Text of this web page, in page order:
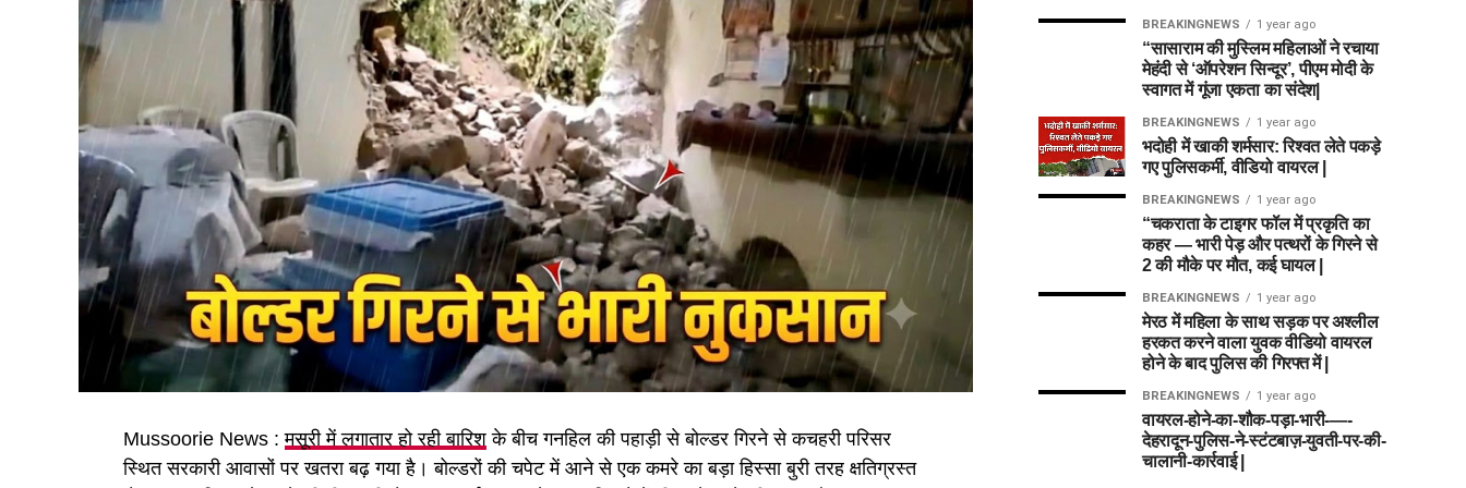
पढ़े धामी कैबिनेट के प्रमुख फैसले
GST संशोधित अध्यादेश को मंजूरी।
नैनीताल हाईकोर्ट के लिए हल्द्वानी गौलापार में 30 हेक्टेयर जमीन देने का फैसला।
राज्य क्रीड़ा विश्वविद्यालय हल्द्वानी के लिए 122 पदों के सृजन को मंजूरी।
जल जीवन मिशन में केंद्र की गाइडलाइंस लागू होंगी।
कुष्ठ रोग से पीड़ित व्यक्ति भी सहकारी समिति का सदस्य बन सकेगा।
मेरठ से हरिद्वार तक गंगा एक्सप्रेसवे विस्तार के लिए यूपी से समझौता होगा।
औद्योगिक नियमावली को मंजूरी, श्रमिक शिकायतों के त्वरित समाधान पर जोर।
Mussoorie News :मसूरी में लगातार हो रही बारिश के बीच गनहिल की पहाड़ी से बोल्डर गिरने से कचहरी परिसर
स्थित सरकारी आवासों पर खतरा बढ़ गया है। बोल्डरों की चपेट में आने से एक कमरे का बड़ा हिस्सा बुरी तरह क्षतिग्रस्त
BREAKINGNEWS 1 year ago
“सासाराम की मुस्लिम महिलाओं ने रचाया
मेहंदी से ‘ऑपरेशन सिन्दूर’, पीएम मोदी के
स्वागत में गूंजा एकता का संदेश|
BREAKINGNEWS 1 year ago
भदोही में खाकी शर्मसार: रिश्वत लेते पकड़े
गए पुलिसकर्मी, वीडियो वायरल |
BREAKINGNEWS 1 year ago
“चकराता के टाइगर फॉल में प्रकृति का
कहर — भारी पेड़ और पत्थरों के गिरने से
2 की मौके पर मौत, कई घायल |
BREAKINGNEWS 1 year ago
मेरठ में महिला के साथ सड़क पर अश्लील
हरकत करने वाला युवक वीडियो वायरल
होने के बाद पुलिस की गिरफ्त में |
BREAKINGNEWS 1 year ago
वायरल-होने-का-शौक-पड़ा-भारी-—-
देहरादून-पुलिस-ने-स्टंटबाज़-युवती-पर-की-
चालानी-कार्रवाई |